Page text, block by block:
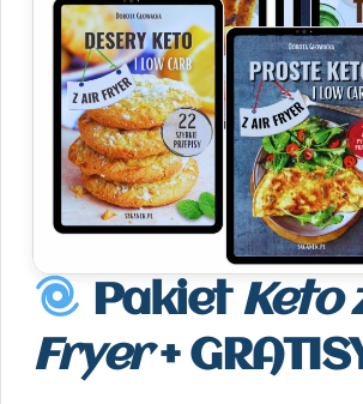
Pakiet Keto
Fryer+